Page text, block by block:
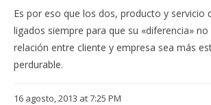
Es por eso que los dos, producto y servicio
ligados siempre para que su «diferencia»
relación entre cliente y empresa sea más
perdurable.
16 agosto, 2013 at 7:25 PM